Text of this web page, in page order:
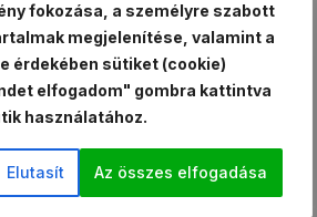
OLVAS
fokozása, a személyre szabott
megjelenítése, valamint a
érdekében sütiket (cookie)
elfogadom" gombra kattintva
használatához.
Elutasít Az összes elfogadása